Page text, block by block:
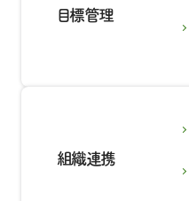
目標管理
組織連携